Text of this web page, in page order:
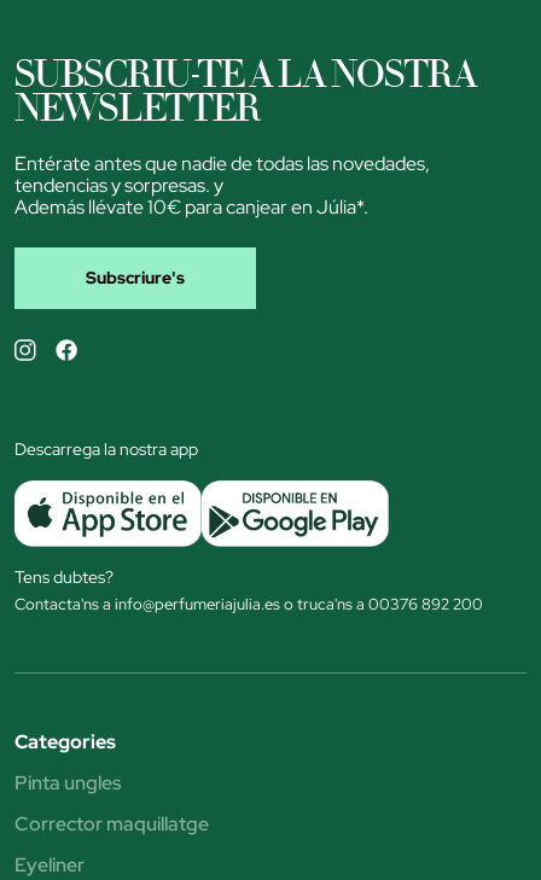
SUBSCRIU-TE A LA NOSTRA
NEWSLETTER
Entérate antes que nadie de todas las novedades,
tendencias y sorpresas. y
Además llévate 10€ para canjear en Júlia*.
Subscriure's
Descarrega la nostra app
Tens dubtes?
Contacta'ns a info@perfumeriajulia.es o truca'ns a 00376 892 200
Categories
Pinta ungles
Corrector maquillatge
Eyeliner